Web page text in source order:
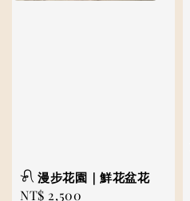
𓍯 漫步花園｜鮮花盆花
Regular
NT$ 2,500